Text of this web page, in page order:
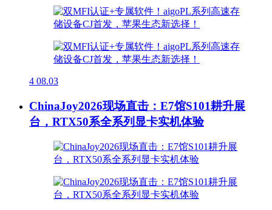
4 08.03
ChinaJoy2026现场直击：E7馆S101耕升展
台，RTX50系全系列显卡实机体验